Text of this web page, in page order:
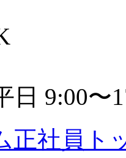
日 9:00〜
正社員ト